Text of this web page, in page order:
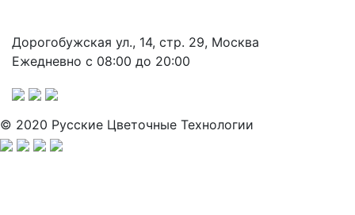
Дорогобужская ул., 14, стр. 29, Москва
Ежедневно с 08:00 до 20:00
© 2020 Русские Цветочные Технологии